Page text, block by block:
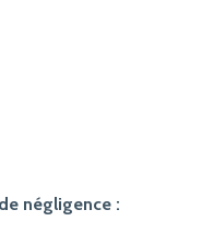
négligence :